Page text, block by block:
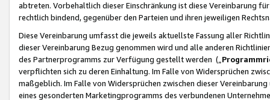
abtreten. Vorbehaltlich dieser Einschränkung ist diese Vereinbarung
rechtlich bindend, gegenüber den Parteien und ihren jeweiligen
Diese Vereinbarung umfasst die jeweils aktuellste Fassung aller
dieser Vereinbarung Bezug genommen wird und alle anderen
des Partnerprogramms zur Verfügung gestellt werden („
verpflichten sich zu deren Einhaltung. Im Falle von Widersprüchen
maßgeblich. Im Falle von Widersprüchen zwischen dieser
eines gesonderten Marketingprogramms des verbundenen